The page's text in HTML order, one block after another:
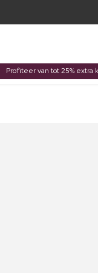
Profiteer van tot 25% extra